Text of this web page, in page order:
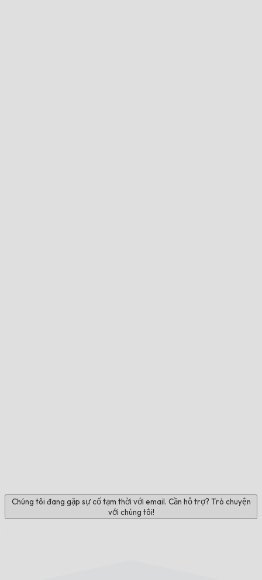
Chúng tôi đang gặp sự cố tạm thời với email. Cần hỗ trợ? Trò chuyện
với chúng tôi!